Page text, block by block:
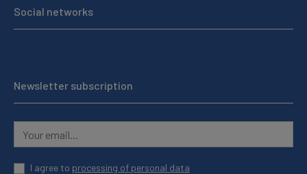
Social networks
Newsletter subscription
I agree to processing of personal data